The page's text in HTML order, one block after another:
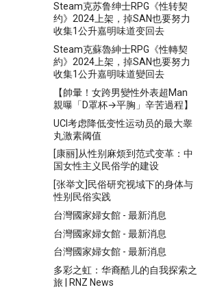
Steam克苏鲁绅士RPG《性转契
约》2024上架，掉SAN也要努力
收集1公升嘉明味道变回去
Steam克蘇魯紳士RPG《性轉契
約》2024上架，掉SAN也要努力
收集1公升嘉明味道變回去
【帥暈！女跨男變性外表超Man
親曝「D罩杯→平胸」辛苦過程】
UCI考虑降低变性运动员的最大睾
丸激素阈值
[康丽]从性别麻烦到范式变革：中
国女性主义民俗学的建设
[张举文]民俗研究视域下的身体与
性别民俗实践
台灣國家婦女館 - 最新消息
台灣國家婦女館 - 最新消息
台灣國家婦女館 - 最新消息
多彩之虹：华裔酷儿的自我探索之
旅 | RNZ News